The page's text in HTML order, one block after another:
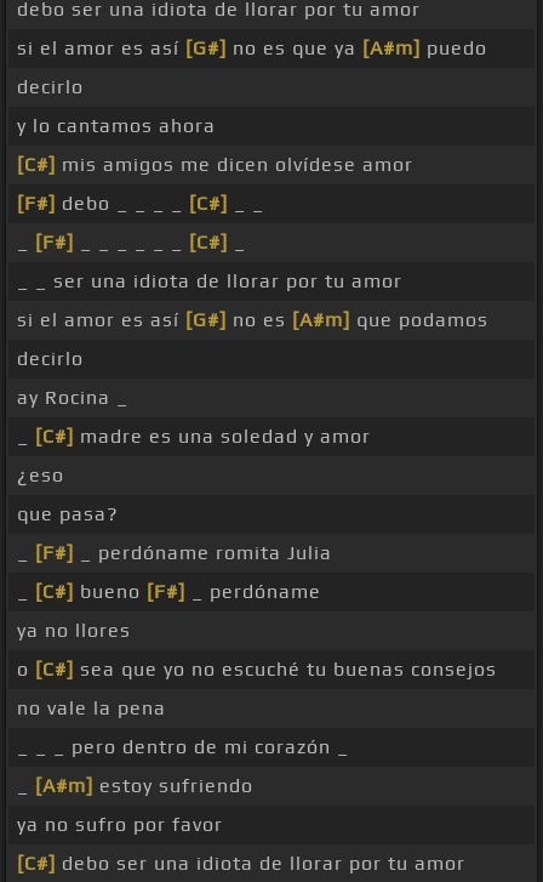
debo ser una idiota de llorar por tu amor
si el amor es así [G#] no es que ya [A#m] puedo
decirlo
y lo cantamos ahora
[C#] mis amigos me dicen olvídese amor
[F#] debo _ _ _ _ [C#]
[F#] [C#]
_ _ ser una idiota de llorar por tu amor
si el amor es así [G#] no es [A#m] que podamos
decirlo
ay Rocina _
[C#] madre es una soledad y amor
¿eso
que pasa?
[F#]
_ perdóname romita Julia
[C#] bueno [F#]
_ perdóname
ya no llores
o [C#] sea que yo no escuché tu buenas consejos
no vale la pena
_ _ _ pero dentro de mi corazón _
[A#m] estoy sufriendo
ya no sufro por favor
[C#] debo ser una idiota de llorar por tu amor